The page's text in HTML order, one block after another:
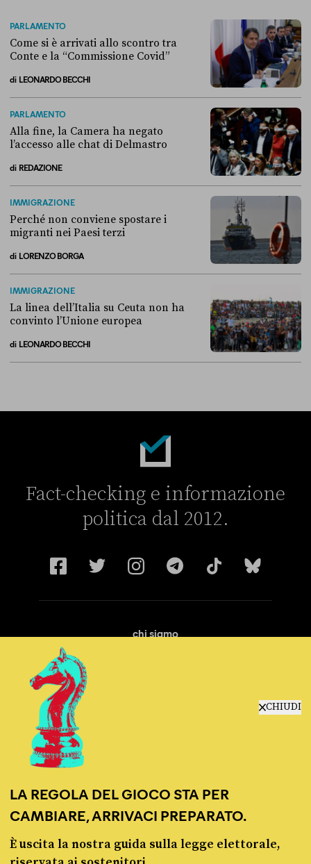
CHIUDI
LA REGOLA DEL GIOCO STA PER
CAMBIARE, ARRIVACI PREPARATO.
È uscita la nostra guida sulla legge elettorale,
PARLAMENTO
Come si è arrivati allo scontro tra
Conte e la “Commissione Covid”
di LEONARDO BECCHI
PARLAMENTO
Alla fine, la Camera ha negato
l’accesso alle chat di Delmastro
di REDAZIONE
IMMIGRAZIONE
Perché non conviene spostare i
migranti nei Paesi terzi
di LORENZO BORGA
IMMIGRAZIONE
La linea dell’Italia su Ceuta non ha
convinto l’Unione europea
di LEONARDO BECCHI
Fact-checking e informazione
politica dal 2012.
chi siamo
© Pagella Politica 2012 - 2026